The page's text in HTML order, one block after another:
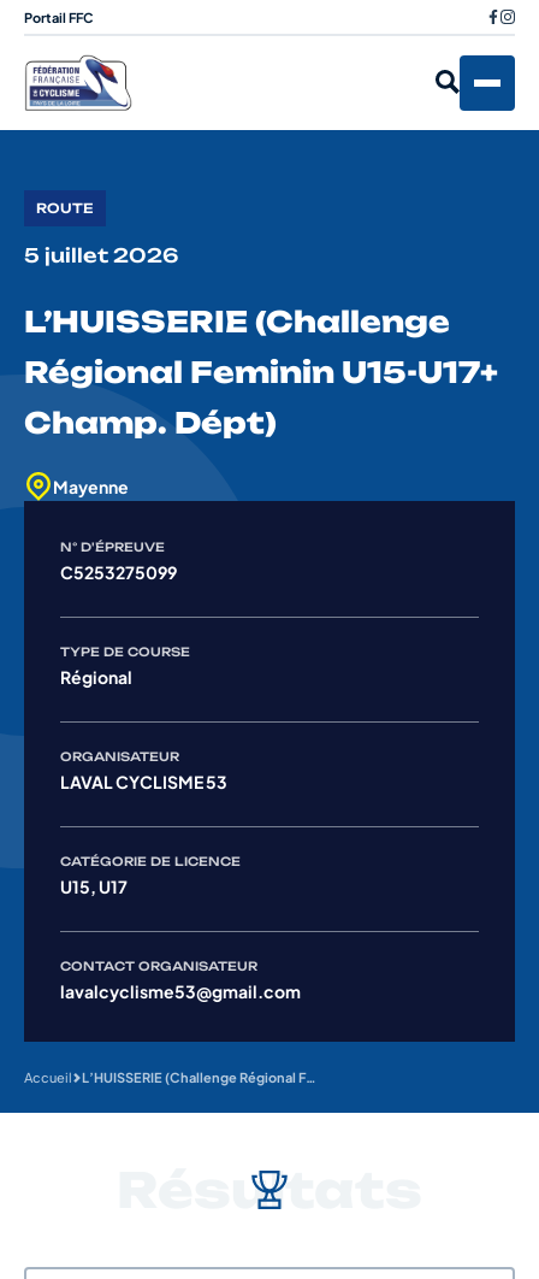
Portail FFC
ROUTE
5 juillet 2026
L’HUISSERIE (Challenge
Régional Feminin U15-U17+
Champ. Dépt)
Mayenne
N° D'ÉPREUVE
C5253275099
TYPE DE COURSE
Régional
ORGANISATEUR
LAVAL CYCLISME 53
CATÉGORIE DE LICENCE
U15, U17
CONTACT ORGANISATEUR
lavalcyclisme53@gmail.com
Accueil L’HUISSERIE (Challenge Régional Feminin U15-U17+ Champ. Dépt)
Résultats